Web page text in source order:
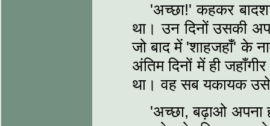
'अच्छा!' कहकर
था। उन दिनों उसकी
जो बाद में 'शाहजहाँ' के
अंतिम दिनों में ही
था। वह सब यकायक
'अच्छा, बढ़ाओ